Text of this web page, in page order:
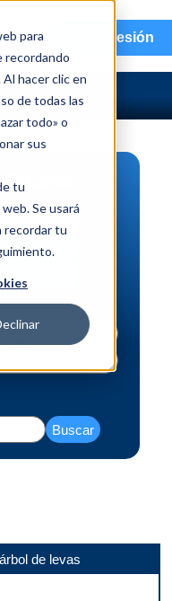
para
recordando
hacer clic en
de todas las
todo» o
sus
tu
Se usará
recordar tu
Iniciar sesión
Buscar
de levas